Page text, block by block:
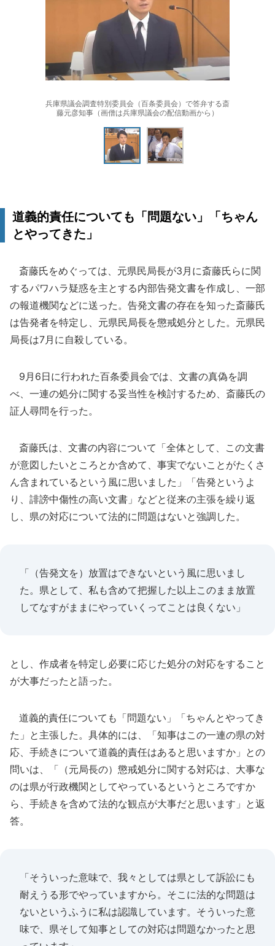
兵庫県議会調査特別委員会（百条委員会）で答弁する斎
藤元彦知事（画僧は兵庫県議会の配信動画から）
道義的責任についても「問題ない」「ちゃん
とやってきた」
斎藤氏をめぐっては、元県民局長が3月に斎藤氏らに関
するパワハラ疑惑を主とする内部告発文書を作成し、一部
の報道機関などに送った。告発文書の存在を知った斎藤氏
は告発者を特定し、元県民局長を懲戒処分とした。元県民
局長は7月に自殺している。
9月6日に行われた百条委員会では、文書の真偽を調
べ、一連の処分に関する妥当性を検討するため、斎藤氏の
証人尋問を行った。
斎藤氏は、文書の内容について「全体として、この文書
が意図したいところとか含めて、事実でないことがたくさ
ん含まれているという風に思いました」「告発というよ
り、誹謗中傷性の高い文書」などと従来の主張を繰り返
し、県の対応について法的に問題はないと強調した。
「（告発文を）放置はできないという風に思いまし
た。県として、私も含めて把握した以上このまま放置
してなすがままにやっていくってことは良くない」
とし、作成者を特定し必要に応じた処分の対応をすること
が大事だったと語った。
道義的責任についても「問題ない」「ちゃんとやってき
た」と主張した。具体的には、「知事はこの一連の県の対
応、手続きについて道義的責任はあると思いますか」との
問いは、「（元局長の）懲戒処分に関する対応は、大事な
のは県が行政機関としてやっているというところですか
ら、手続きを含めて法的な観点が大事だと思います」と返
答。
「そういった意味で、我々としては県として訴訟にも
耐えうる形でやっていますから。そこに法的な問題は
ないというふうに私は認識しています。そういった意
味で、県そして知事としての対応は問題なかったと思